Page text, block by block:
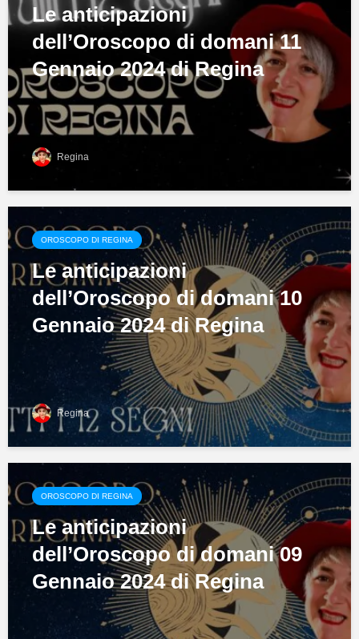
Le anticipazioni
dell’Oroscopo di domani 11
Gennaio 2024 di Regina
Regina
OROSCOPO DI REGINA
Le anticipazioni
dell’Oroscopo di domani 10
Gennaio 2024 di Regina
Regina
OROSCOPO DI REGINA
Le anticipazioni
dell’Oroscopo di domani 09
Gennaio 2024 di Regina